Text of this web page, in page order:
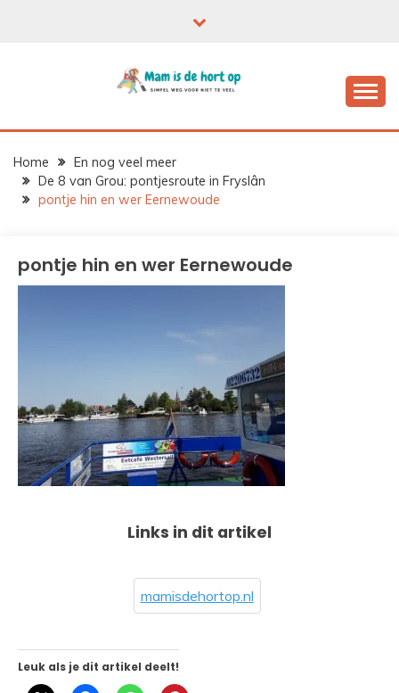
Home
En nog veel meer
De 8 van Grou: pontjesroute in Fryslân
pontje hin en wer Eernewoude
pontje hin en wer Eernewoude
Links in dit artikel
mamisdehortop.nl
Leuk als je dit artikel deelt!